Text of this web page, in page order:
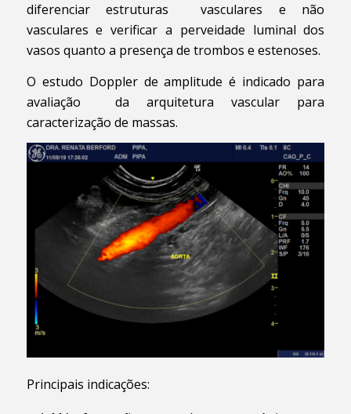
diferenciar estruturas vasculares e não
vasculares e verificar a perveidade luminal dos
vasos quanto a presença de trombos e estenoses.
O estudo Doppler de amplitude é indicado para
avaliação da arquitetura vascular para
caracterização de massas.
Principais indicações: